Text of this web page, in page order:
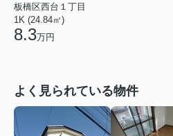
板橋区西台１丁目
1K (24.84㎡)
8.3万円
よく見られている物件